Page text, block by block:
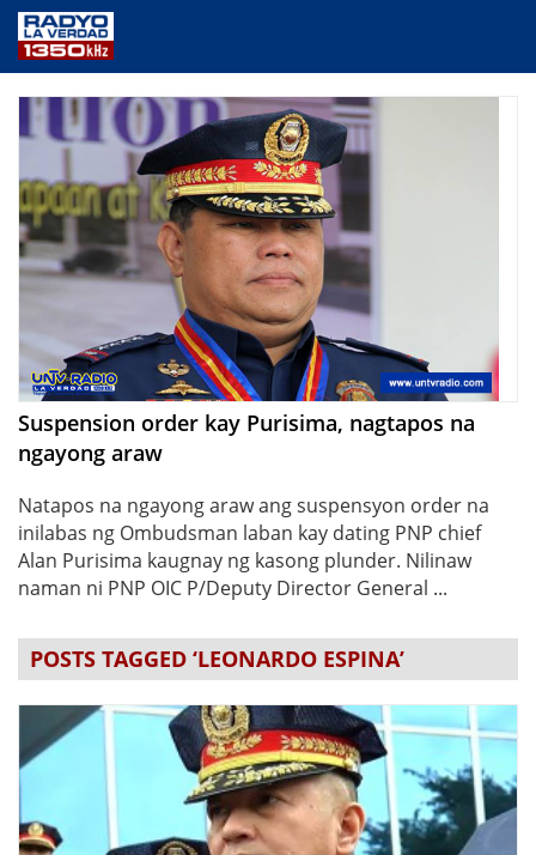
PUBLIC SERVICE
ANNOUNCEMENTS
PROGRAMS
ABOUT
CONTACT US
Suspension order kay Purisima, nagtapos na
ngayong araw
Natapos na ngayong araw ang suspensyon order na
inilabas ng Ombudsman laban kay dating PNP chief
Alan Purisima kaugnay ng kasong plunder. Nilinaw
naman ni PNP OIC P/Deputy Director General ...
POSTS TAGGED ‘LEONARDO ESPINA’